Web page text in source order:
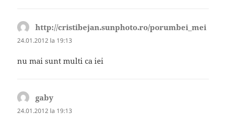
http://cristibejan.sunphoto.ro/porumbei_mei
24.01.2012 la 19:13
nu mai sunt multi ca iei
gaby
24.01.2012 la 19:13